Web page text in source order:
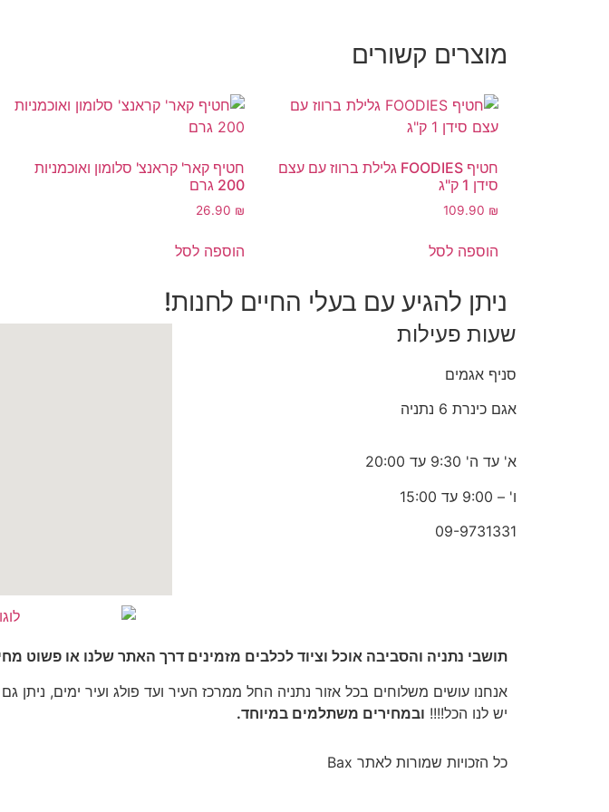
מוצרים קשורים
חטיף FOODIES גלילת ברווז עם עצם
סידן 1 ק"ג
109.90 ₪
הוספה לסל
חטיף קאר' קראנצ' סלומון ואוכמניות
200 גרם
26.90 ₪
הוספה לסל
ניתן להגיע עם בעלי החיים לחנות!
שעות פעילות
סניף אגמים
אגם כינרת 6 נתניה
א' עד ה' 9:30 עד 20:00
ו' – 9:00 עד 15:00
09-9731331
תושבי נתניה והסביבה אוכל וציוד לכלבים מזמינים דרך האתר שלנו או פשוט
אנחנו עושים משלוחים בכל אזור נתניה החל ממרכז העיר ועד פולג ועיר ימים,
יש לנו הכל!!!! ובמחירים משתלמים במיוחד.
כל הזכויות שמורות לאתר Bax